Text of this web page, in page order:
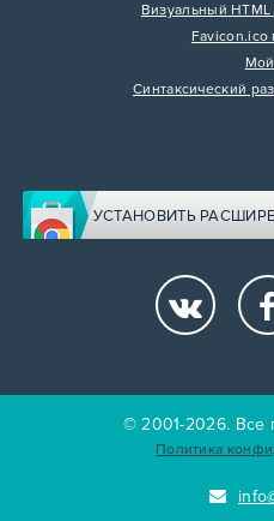
Визуальный
Favicon.ico
Синтаксический
УСТАНОВИТЬ
© 2001-2026. Все
Политика